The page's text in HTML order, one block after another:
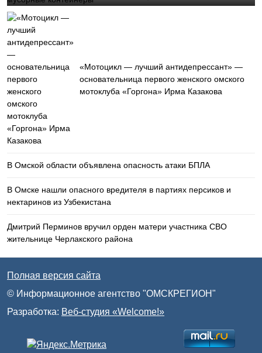
«Мотоцикл — лучший антидепрессант» —
основательница первого женского омского
мотоклуба «Горгона» Ирма Казакова
В Омской области объявлена опасность атаки БПЛА
В Омске нашли опасного вредителя в партиях персиков и
нектаринов из Узбекистана
Дмитрий Перминов вручил орден матери участника СВО
жительнице Черлакского района
Полная версия сайта
© Информационное агентство "ОМСКРЕГИОН"
Разработка: Веб-студия «Welcome!»